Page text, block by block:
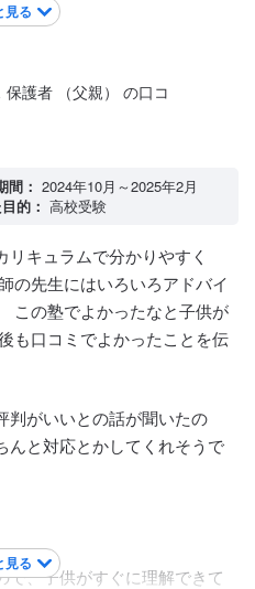
方の授業は数回だけで、や
分かりやすかったようです。
えてくれる方もいれば、子供
のも嫌になる時もありまし
物を受け、その子のレベル
を合わせ、苦手なところを重
によっては動画をみながら自
あとで質問するやり方もあり
置にあり、国道沿いです
やすく安全な場所です。
見る
護者 （父親） の口コ
間： 2024年10月～2025年2月
的： 高校受験
キュラムで分かりやすく
の先生にはいろいろアドバイ
この塾でよかったなと子供が
も口コミでよかったことを伝
判がいいとの話が聞いたの
んと対応とかしてくれそうで
、子供がすぐに理解できて
見る